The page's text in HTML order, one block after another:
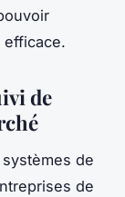
efficace.
de
de
de